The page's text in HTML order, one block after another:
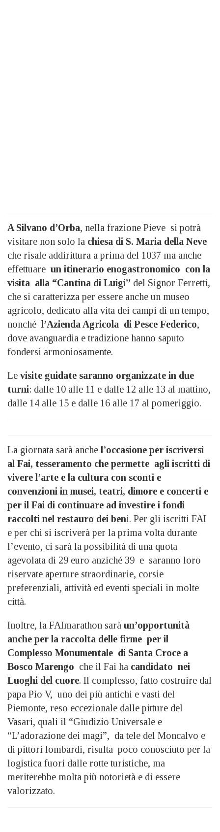
A Silvano d’Orba, nella frazione Pieve si potrà
visitare non solo la chiesa di S. Maria della Neve
che risale addirittura a prima del 1037 ma anche
effettuare un itinerario enogastronomico con la
visita alla “Cantina di Luigi” del Signor Ferretti,
che si caratterizza per essere anche un museo
agricolo, dedicato alla vita dei campi di un tempo,
nonché l’Azienda Agricola di Pesce Federico,
dove avanguardia e tradizione hanno saputo
fondersi armoniosamente.
Le visite guidate saranno organizzate in due
turni: dalle 10 alle 11 e dalle 12 alle 13 al mattino,
dalle 14 alle 15 e dalle 16 alle 17 al pomeriggio.
La giornata sarà anche l’occasione per iscriversi
al Fai, tesseramento che permette agli iscritti di
vivere l’arte e la cultura con sconti e
convenzioni in musei, teatri, dimore e concerti e
per il Fai di continuare ad investire i fondi
raccolti nel restauro dei beni. Per gli iscritti FAI
e per chi si iscriverà per la prima volta durante
l’evento, ci sarà la possibilità di una quota
agevolata di 29 euro anziché 39 e saranno loro
riservate aperture straordinarie, corsie
preferenziali, attività ed eventi speciali in molte
città.
Inoltre, la FAImarathon sarà un’opportunità
anche per la raccolta delle firme per il
Complesso Monumentale di Santa Croce a
Bosco Marengo che il Fai ha candidato nei
Luoghi del cuore. Il complesso, fatto costruire dal
papa Pio V, uno dei più antichi e vasti del
Piemonte, reso eccezionale dalle pitture del
Vasari, quali il “Giudizio Universale e
“L’adorazione dei magi”, da tele del Moncalvo e
di pittori lombardi, risulta poco conosciuto per la
logistica fuori dalle rotte turistiche, ma
meriterebbe molta più notorietà e di essere
valorizzato.